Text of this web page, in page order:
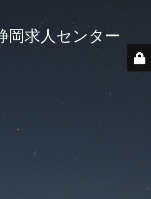
岡求人センター